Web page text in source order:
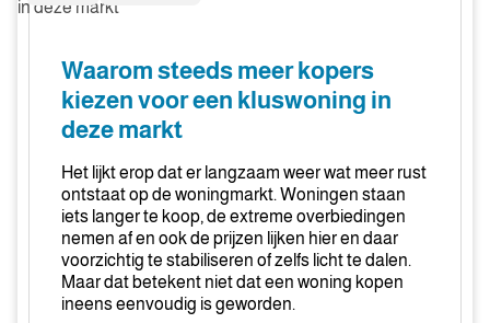
steeds
kopers
kiezen
kluswoning
Waarom steeds meer kopers
kiezen voor een kluswoning in
deze markt
Het lijkt erop dat er langzaam weer wat meer rust
ontstaat op de woningmarkt. Woningen staan
iets langer te koop, de extreme overbiedingen
nemen af en ook de prijzen lijken hier en daar
voorzichtig te stabiliseren of zelfs licht te dalen.
Maar dat betekent niet dat een woning kopen
ineens eenvoudig is geworden.